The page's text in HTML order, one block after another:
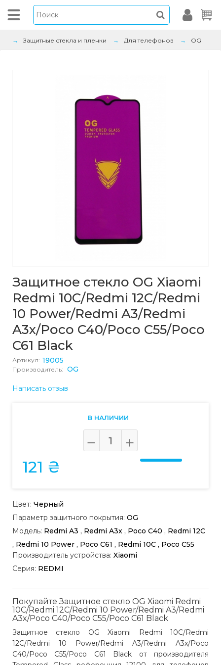
Защитные стекла и пленки Для телефонов OG
Защитное стекло OG Xiaomi
Redmi 10C/Redmi 12C/Redmi
10 Power/Redmi A3/Redmi
A3x/Poco C40/Poco C55/Poco
C61 Black
Артикул: 19005
Производитель: OG
Написать отзыв
В НАЛИЧИИ
121 ₴
Цвет: Черный
Параметр защитного покрытия: OG
Модель: Redmi A3 , Redmi A3x , Poco C40 , Redmi 12C
, Redmi 10 Power , Poco C61 , Redmi 10C , Poco C55
Производитель устройства: Xiaomi
Серия: REDMI
Покупайте Защитное стекло OG Xiaomi Redmi
10C/Redmi 12C/Redmi 10 Power/Redmi A3/Redmi
A3x/Poco C40/Poco C55/Poco C61 Black
Защитное стекло OG Xiaomi Redmi 10C/Redmi
12C/Redmi 10 Power/Redmi A3/Redmi A3x/Poco
C40/Poco C55/Poco C61 Black от производителя